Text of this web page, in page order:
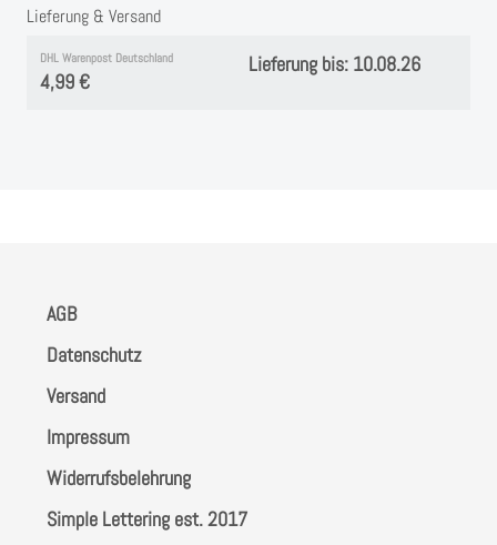
Lieferung & Versand
DHL Warenpost Deutschland
4,99 €
Lieferung bis: 10.08.26
AGB
Datenschutz
Versand
Impressum
Widerrufsbelehrung
Simple Lettering est. 2017